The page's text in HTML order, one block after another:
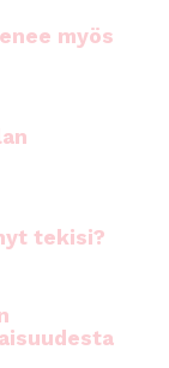
myös
tekisi?